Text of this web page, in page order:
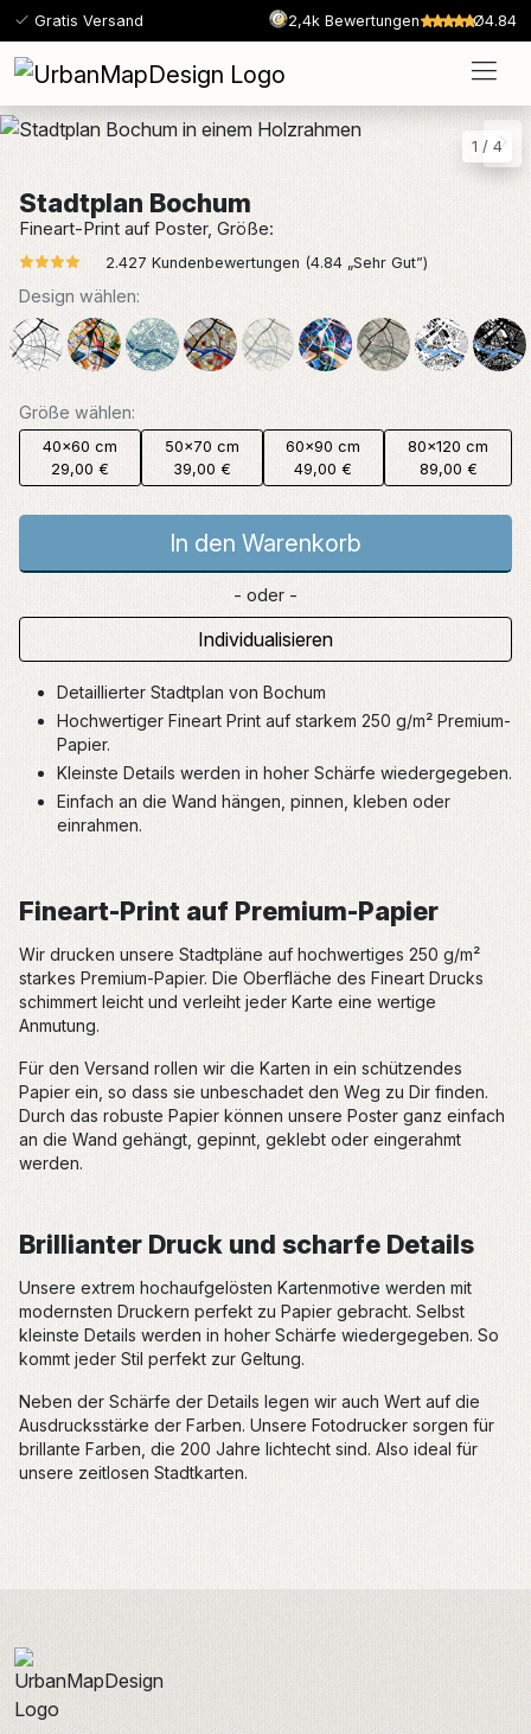
Gratis Versand 2,4k Bewertungen Ø4.84
1 / 4
2.427 Kundenbewertungen (4.84 „Sehr Gut”)
Stadtplan Bochum
Fineart-Print auf Poster, Größe:
Detaillierter Stadtplan von Bochum
Hochwertiger Fineart Print auf starkem 250 g/m² Premium-
Papier.
Kleinste Details werden in hoher Schärfe wiedergegeben.
Einfach an die Wand hängen, pinnen, kleben oder
einrahmen.
Design wählen:
Größe wählen:
40x60 cm
29,00 €
50x70 cm
39,00 €
60x90 cm
49,00 €
80x120 cm
89,00 €
In den Warenkorb
- oder -
Individualisieren
Fineart-Print auf Premium-Papier
Wir drucken unsere Stadtpläne auf hochwertiges 250 g/m²
starkes Premium-Papier. Die Oberfläche des Fineart Drucks
schimmert leicht und verleiht jeder Karte eine wertige
Anmutung.
Für den Versand rollen wir die Karten in ein schützendes
Papier ein, so dass sie unbeschadet den Weg zu Dir finden.
Durch das robuste Papier können unsere Poster ganz einfach
an die Wand gehängt, gepinnt, geklebt oder eingerahmt
werden.
Brillianter Druck und scharfe Details
Unsere extrem hochaufgelösten Kartenmotive werden mit
modernsten Druckern perfekt zu Papier gebracht. Selbst
kleinste Details werden in hoher Schärfe wiedergegeben. So
kommt jeder Stil perfekt zur Geltung.
Neben der Schärfe der Details legen wir auch Wert auf die
Ausdrucksstärke der Farben. Unsere Fotodrucker sorgen für
brillante Farben, die 200 Jahre lichtecht sind. Also ideal für
unsere zeitlosen Stadtkarten.